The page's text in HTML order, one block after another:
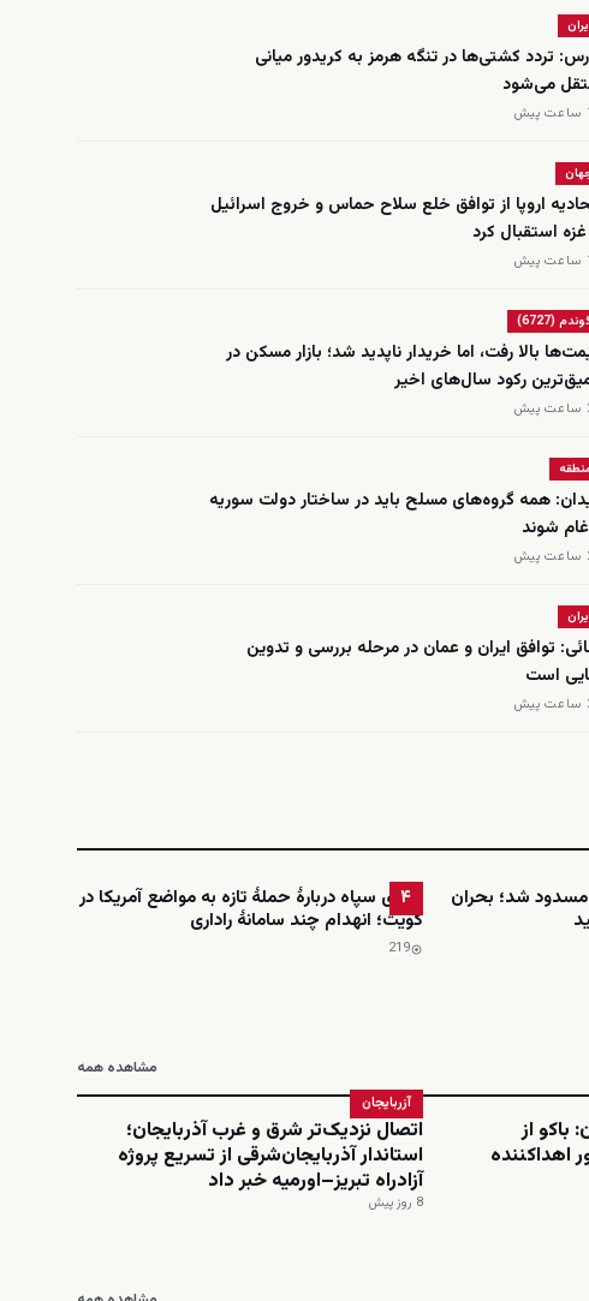
تردد کشتی‌ها در تنگه هرمز به کریدور میانی
می‌شود
اروپا از توافق خلع سلاح حماس و خروج اسرائیل
غزه استقبال کرد
(6727)
بالا رفت، اما خریدار ناپدید شد؛ بازار مسکن در
رکود سال‌های اخیر
همه گروه‌های مسلح باید در ساختار دولت سوریه
شوند
توافق ایران و عمان در مرحله بررسی و تدوین
است
شد؛ بحران
۴
ادعای سپاه دربارهٔ حملهٔ تازه به مواضع آمریکا در
کویت؛ انهدام چند سامانهٔ راداری
219
مشاهده همه
باکو از
اهداکننده
آزربایجان
اتصال نزدیک‌تر شرق و غرب آذربایجان؛
استاندار آذربایجان‌شرقی از تسریع پروژه
آزادراه تبریز–اورمیه خبر داد
8 روز پیش